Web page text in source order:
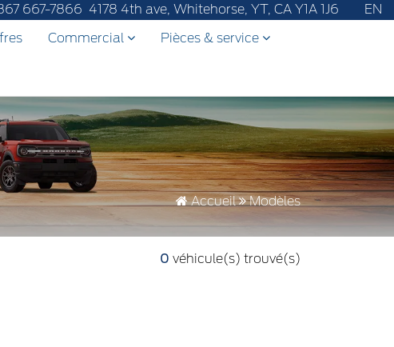
sales service to 867-670-8065.
667-7866 4178 4th ave, Whitehorse, YT, CA Y1A 1J6
EN
Commercial Pièces & service
Accueil Modèles
0 véhicule(s) trouvé(s)